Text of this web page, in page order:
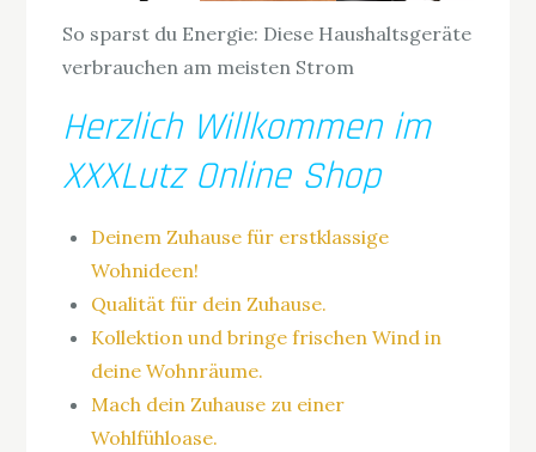
So sparst du Energie: Diese Haushaltsgeräte
verbrauchen am meisten Strom
Herzlich Willkommen im
XXXLutz Online Shop
Deinem Zuhause für erstklassige
Wohnideen!
Qualität für dein Zuhause.
Kollektion und bringe frischen Wind in
deine Wohnräume.
Mach dein Zuhause zu einer
Wohlfühloase.